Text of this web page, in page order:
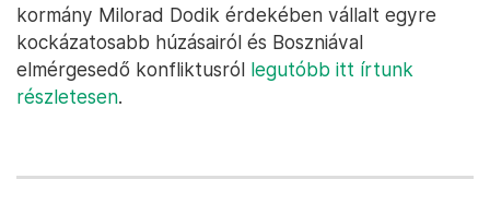
kormány Milorad Dodik érdekében vállalt egyre
kockázatosabb húzásairól és Boszniával
elmérgesedő konfliktusról legutóbb itt írtunk
részletesen.